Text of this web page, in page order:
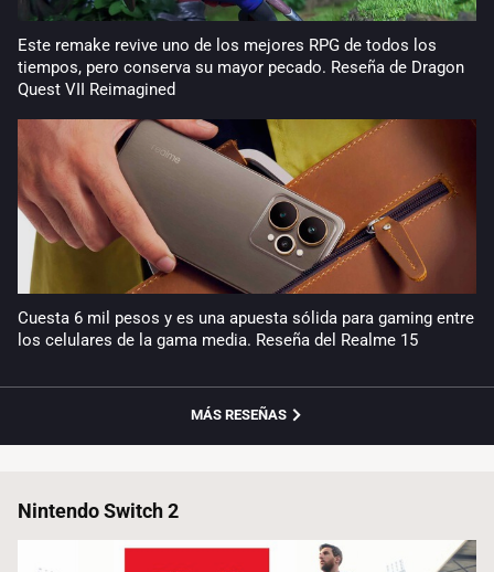
Este remake revive uno de los mejores RPG de todos los
tiempos, pero conserva su mayor pecado. Reseña de Dragon
Quest VII Reimagined
Cuesta 6 mil pesos y es una apuesta sólida para gaming entre
los celulares de la gama media. Reseña del Realme 15
MÁS RESEÑAS
Nintendo Switch 2